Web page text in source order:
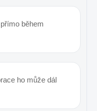
během
ho může dál